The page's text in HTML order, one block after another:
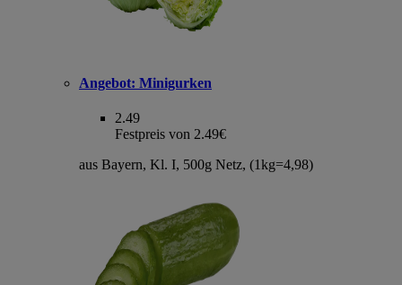
Angebot: Minigurken
2.49
Festpreis von 2.49€
aus Bayern, Kl. I, 500g Netz, (1kg=4,98)